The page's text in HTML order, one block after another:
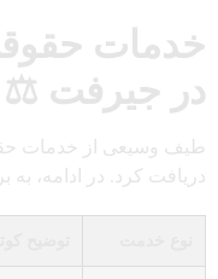
خدمات حقوقی
در جیرفت ⚖️
طیف وسیعی از خدمات
دریافت کرد. در ادامه،